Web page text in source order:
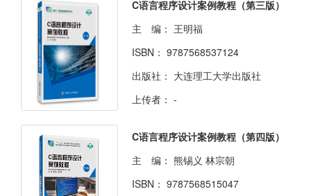
C语言程序设计案例教程（第三版）
主 编： 王明福
ISBN： 9787568537124
出版社： 大连理工大学出版社
上传者： -
C语言程序设计案例教程（第四版）
主 编： 熊锡义 林宗朝
ISBN： 9787568515047